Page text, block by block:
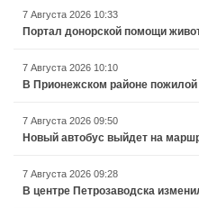
7 Августа 2026 10:33
Портал донорской помощи
7 Августа 2026 10:10
В Прионежском районе
7 Августа 2026 09:50
Новый автобус выйдет на
7 Августа 2026 09:28
В центре Петрозаводска